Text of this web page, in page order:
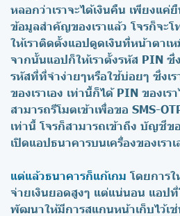
หลอกว่าเราจะได้เงินคืน เพียงแค่
ข้อมูลสำคัญของเราแล้ว โจรก็จะโ
ให้เราติดตั้งแอปดูดเงินที่หน้าตาเ
จากนั้นแอปก็ให้เราตั้งรหัส PIN ซึ่
รหัสที่ที่จำง่ายๆหรือใช้บ่อยๆ ซึ่งเ
ของเราเอง เท่านี้ก็ได้ PIN ของเ
สามารถรีโมตเข้าเพื่อขอ SMS-
เท่านี้ โจรก็สามารถเข้าถึง บัญชีข
เปิดแอปธนาคารบนเครื่องของเราเ
แต่แล้วธนาคารก็แก้เกม โดยการใ
จ่ายเงินยอดสูงๆ แต่แน่นอน แอปที่
พัฒนาให้มีการสแกนหน้าเก็บไว้เ